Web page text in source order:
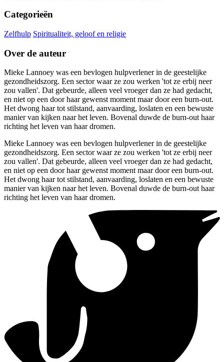
Categorieën
Zelfhulp Spiritualiteit, geloof en religie
Over de auteur
Mieke Lannoey was een bevlogen hulpverlener in de geestelijke
gezondheidszorg. Een sector waar ze zou werken 'tot ze erbij neer
zou vallen'. Dat gebeurde, alleen veel vroeger dan ze had gedacht,
en niet op een door haar gewenst moment maar door een burn-out.
Het dwong haar tot stilstand, aanvaarding, loslaten en een bewuste
manier van kijken naar het leven. Bovenal duwde de burn-out haar
richting het leven van haar dromen.
Mieke Lannoey was een bevlogen hulpverlener in de geestelijke
gezondheidszorg. Een sector waar ze zou werken 'tot ze erbij neer
zou vallen'. Dat gebeurde, alleen veel vroeger dan ze had gedacht,
en niet op een door haar gewenst moment maar door een burn-out.
Het dwong haar tot stilstand, aanvaarding, loslaten en een bewuste
manier van kijken naar het leven. Bovenal duwde de burn-out haar
richting het leven van haar dromen.